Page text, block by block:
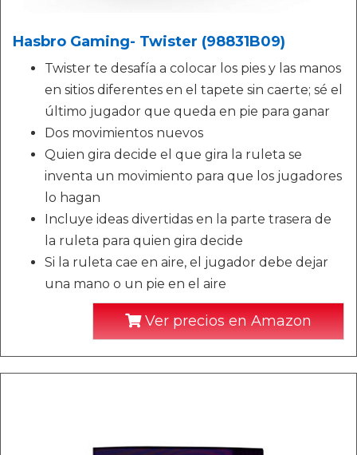
Hasbro Gaming- Twister (98831B09)
Twister te desafía a colocar los pies y las manos
en sitios diferentes en el tapete sin caerte; sé el
último jugador que queda en pie para ganar
Dos movimientos nuevos
Quien gira decide el que gira la ruleta se
inventa un movimiento para que los jugadores
lo hagan
Incluye ideas divertidas en la parte trasera de
la ruleta para quien gira decide
Si la ruleta cae en aire, el jugador debe dejar
una mano o un pie en el aire
Ver precios en Amazon